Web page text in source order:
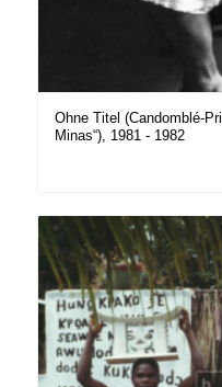
Ohne Titel (Candomblé-
Minas“), 1981 - 1982